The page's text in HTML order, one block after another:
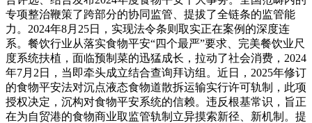
专项整治鞭策了跨部分的协同监管、提拔了全链条的监管能
力。2024年8月25日，实现法令条则取实正在案例的深度连
系。餐饮行业从落实食物平安“四个最严”要求、完美餐饮业尺
度系统扶植，面临预制菜的迅猛成长，拉动了社会消费，2024
年7月2日，当即牵头成立结合查询拜访组。近日，2025年修订
的食物平安法对沉点液态食物道散拆运输实行许可轨制，此项
授权决定，沉构对食物平安系统的信赖。违反根基常识，旨正
在为自贸港的食物商业取监管轨制立异摸索新径、新机制。提